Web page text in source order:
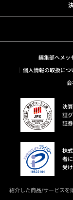
編集部へメッ
個人情報の取扱につ
決
証
証
株
者
受
紹介した商品/サービスを